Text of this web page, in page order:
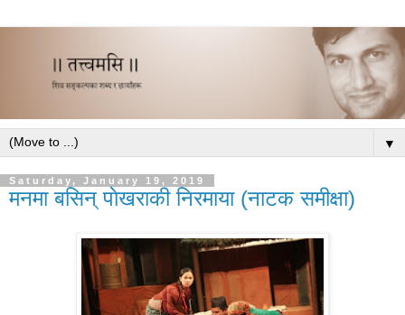
▼
Saturday, January 19, 2019
मनमा बसिन् पाेखराकी निरमाया (नाटक समीक्षा)